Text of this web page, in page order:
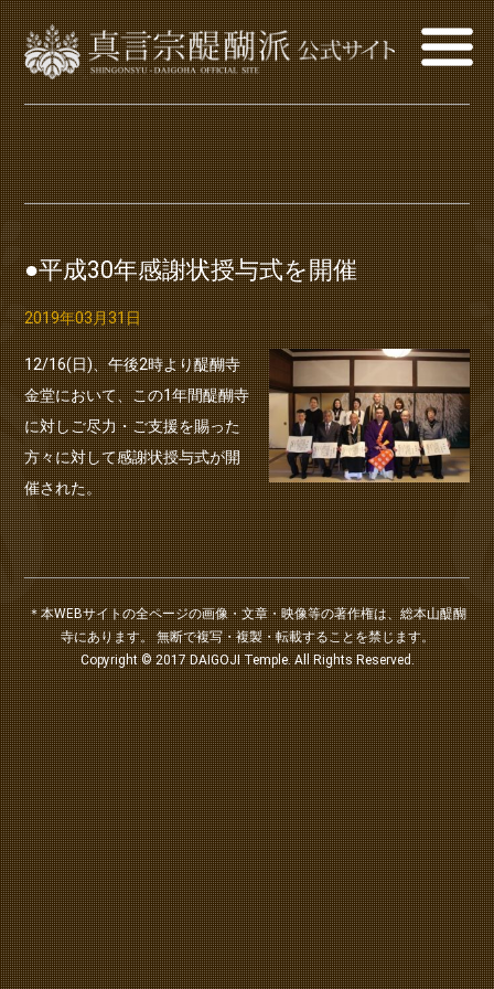
●平成30年感謝状授与式を開催
2019年03月31日
12/16(日)、午後2時より醍醐寺
金堂において、この1年間醍醐寺
に対しご尽力・ご支援を賜った
方々に対して感謝状授与式が開
催された。
＊本WEBサイトの全ページの画像・文章・映像等の著作権は、総本山醍醐
寺にあります。 無断で複写・複製・転載することを禁じます。
Copyright © 2017 DAIGOJI Temple. All Rights Reserved.